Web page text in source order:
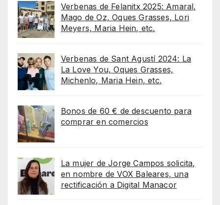
Verbenas de Felanitx 2025: Amaral,
Mago de Oz, Oques Grasses, Lori
Meyers, Maria Hein, etc.
Verbenas de Sant Agustí 2024: La
La Love You, Oques Grasses,
Michenlo, Maria Hein, etc.
Bonos de 60 € de descuento para
comprar en comercios
La mujer de Jorge Campos solicita,
en nombre de VOX Baleares, una
rectificación a Digital Manacor